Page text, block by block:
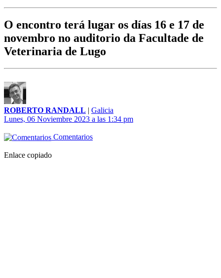
O encontro terá lugar os días 16 e 17 de
novembro no auditorio da Facultade de
Veterinaria de Lugo
ROBERTO RANDALL | Galicia
Lunes, 06 Noviembre 2023 a las 1:34 pm
Comentarios
Enlace copiado